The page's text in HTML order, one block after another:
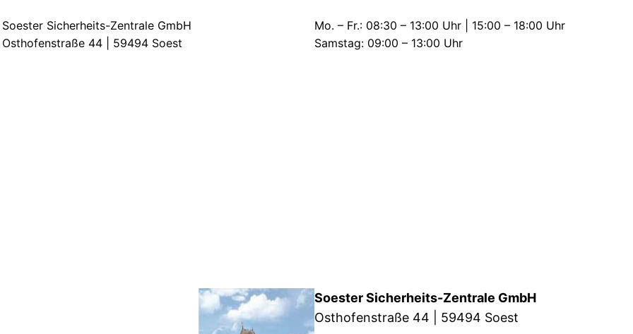
Soester Sicherheits-Zentrale GmbH
Osthofenstraße 44 | 59494 Soest
Mo. – Fr.: 08:30 – 13:00 Uhr | 15:00 – 18:00 Uhr
Samstag: 09:00 – 13:00 Uhr
Soester Sicherheits-Zentrale GmbH
Osthofenstraße 44 | 59494 Soest